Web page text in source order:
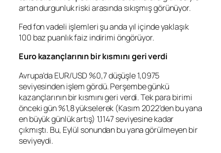
artan durgunluk riski arasında sıkışmış görünüyor.
Fed fon vadeli işlemleri şu anda yıl içinde yaklaşık
100 baz puanlık faiz indirimi öngörüyor.
Euro kazançlarının bir kısmını geri verdi
Avrupa’da EUR/USD %0,7 düşüşle 1,0975
seviyesinden işlem gördü. Perşembe günkü
kazançlarının bir kısmını geri verdi. Tek para birimi
önceki gün %1,8 yükselerek (Kasım 2022’den bu yana
en büyük günlük artış) 1,1147 seviyesine kadar
çıkmıştı. Bu, Eylül sonundan bu yana görülmeyen bir
seviyeydi.